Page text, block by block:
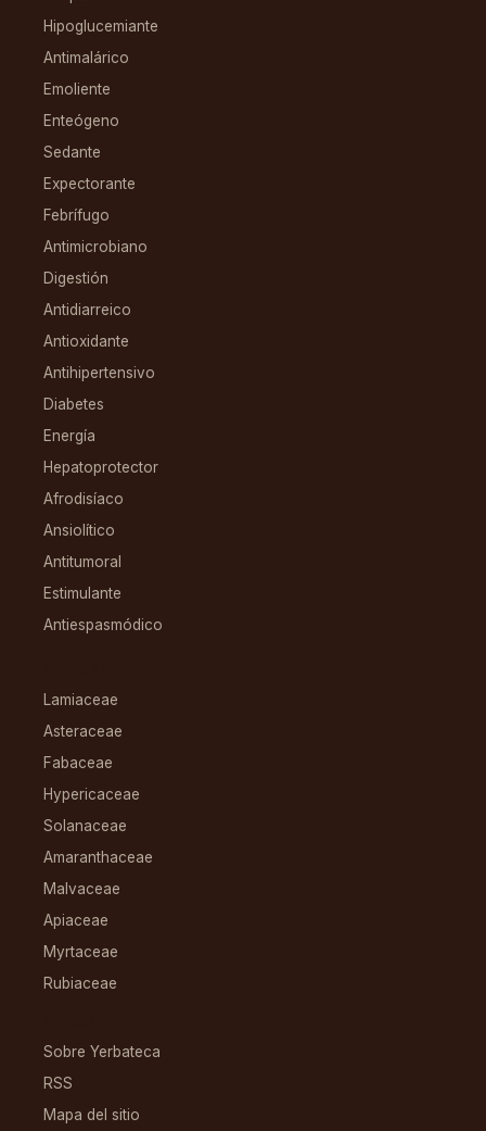
Hipoglucemiante
Antimalárico
Emoliente
Enteógeno
Sedante
Expectorante
Febrífugo
Antimicrobiano
Digestión
Antidiarreico
Antioxidante
Antihipertensivo
Diabetes
Energía
Hepatoprotector
Afrodisíaco
Ansiolítico
Antitumoral
Estimulante
Antiespasmódico
Lamiaceae
Asteraceae
Fabaceae
Hypericaceae
Solanaceae
Amaranthaceae
Malvaceae
Apiaceae
Myrtaceae
Rubiaceae
Sobre Yerbateca
RSS
Mapa del sitio